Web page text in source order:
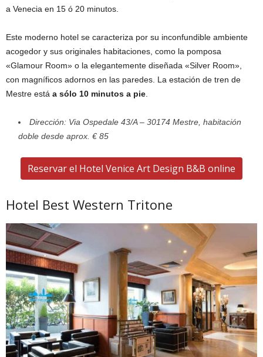
a Venecia en 15 ó 20 minutos.
Este moderno hotel se caracteriza por su inconfundible ambiente
acogedor y sus originales habitaciones, como la pomposa
«Glamour Room» o la elegantemente diseñada «Silver Room»,
con magníficos adornos en las paredes. La estación de tren de
Mestre está a sólo 10 minutos a pie
Dirección: Via Ospedale 43/A – 30174 Mestre, habitación
doble desde aprox. € 85
Reservar el Hotel Venice Art Design B&B online
Hotel Best Western Tritone